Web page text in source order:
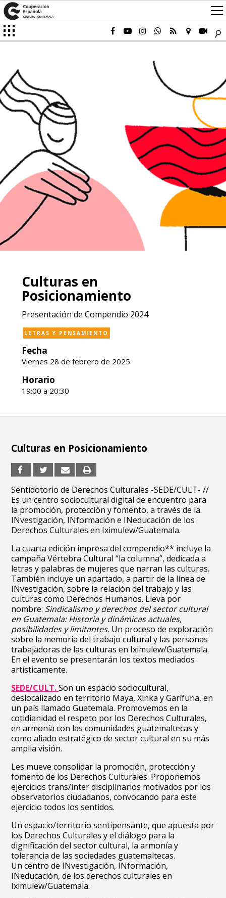
Culturas en
Posicionamiento
Presentación de Compendio 2024
LETRAS Y PENSAMIENTO
Fecha
Viernes 28 de febrero de 2025
Horario
19:00 a 20:30
Culturas en Posicionamiento
Sentidotorio de Derechos Culturales -SEDE/CULT- //
Es un centro sociocultural digital de encuentro para
la promoción, protección y fomento, a través de la
INvestigación, INformación e INeducación de los
Derechos Culturales en Iximulew/Guatemala.
La cuarta edición impresa del compendio** incluye la
campaña Vértebra Cultural “la columna”, dedicada a
letras y palabras de mujeres que narran las culturas.
También incluye un apartado, a partir de la línea de
INvestigación, sobre la relación del trabajo y las
culturas como Derechos Humanos. Lleva por
nombre: Sindicalismo y derechos del sector cultural
en Guatemala: Historia y dinámicas actuales,
posibilidades y limitantes. Un proceso de exploración
sobre la memoria del trabajo cultural y las personas
trabajadoras de las culturas en Iximulew/Guatemala.
En el evento se presentarán los textos mediados
artísticamente.
SEDE/CULT.Son un espacio sociocultural,
deslocalizado en territorio Maya, Xinka y Garífuna, en
un país llamado Guatemala. Promovemos en la
cotidianidad el respeto por los Derechos Culturales,
en armonía con las comunidades guatemaltecas y
como aliado estratégico de sector cultural en su más
amplia visión.
Les mueve consolidar la promoción, protección y
fomento de los Derechos Culturales. Proponemos
ejercicios trans/inter disciplinarios motivados por los
observatorios ciudadanos, convocando para este
ejercicio todos los sentidos.
Un espacio/territorio sentipensante, que apuesta por
los Derechos Culturales y el diálogo para la
dignificación del sector cultural, la armonía y
tolerancia de las sociedades guatemaltecas.
Un centro de INvestigación, INformación,
INeducación, de los derechos culturales en
Iximulew/Guatemala.